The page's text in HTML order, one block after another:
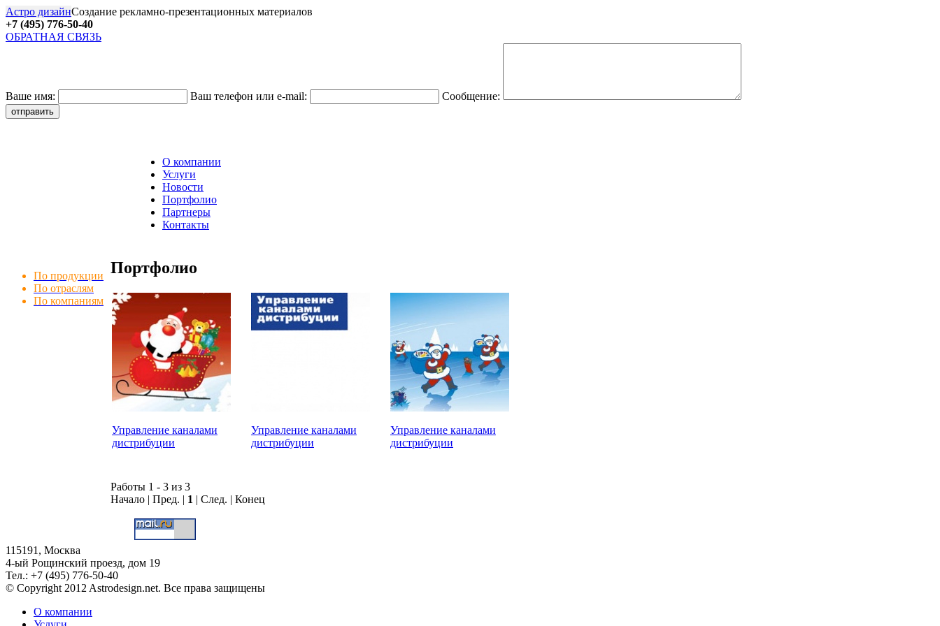
Астро дизайнСоздание рекламно-презентационных материалов
+7 (495) 776-50-40
ОБРАТНАЯ СВЯЗЬ
Ваше имя: Ваш телефон или e-mail: Сообщение:
О компании
Услуги
Новости
Портфолио
Партнеры
Контакты
По продукции
По отраслям
По компаниям
Портфолио
Управление каналами
дистрибуции
Управление каналами
дистрибуции
Управление каналами
дистрибуции
Работы 1 - 3 из 3
Начало | Пред. | 1 | След. | Конец
115191, Москва
4-ый Рощинский проезд, дом 19
Тел.: +7 (495) 776-50-40
© Copyright 2012 Astrodesign.net. Все права защищены
О компании